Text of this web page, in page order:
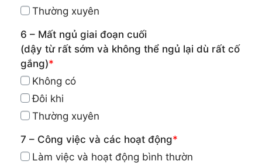
Thường xuyên
6 – Mất ngủ giai đoạn cuối
(dậy từ rất sớm và không thể ngủ lại dù rất cố
gắng)*
Không có
Đôi khi
Thường xuyên
7 – Công việc và các hoạt động*
Làm việc và hoạt động bình thườn